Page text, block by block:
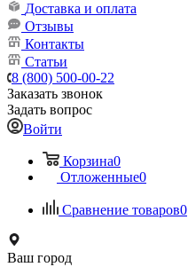
Доставка и оплата
Отзывы
Контакты
Статьи
8 (800) 500-00-22
Заказать звонок
Задать вопрос
Войти
Корзина0
Отложенные0
Сравнение товаров0
Ваш город